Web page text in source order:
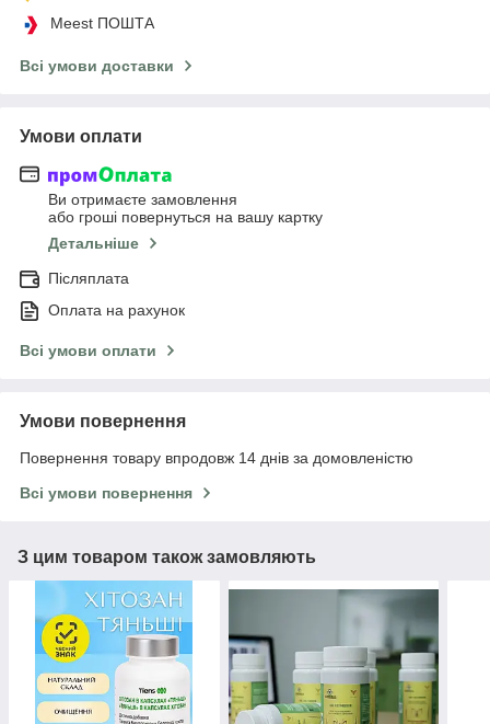
Meest ПОШТА
Всі умови доставки
Умови оплати
Ви отримаєте замовлення
або гроші повернуться на вашу картку
Детальніше
Післяплата
Оплата на рахунок
Всі умови оплати
Умови повернення
Повернення товару впродовж 14 днів за домовленістю
Всі умови повернення
З цим товаром також замовляють